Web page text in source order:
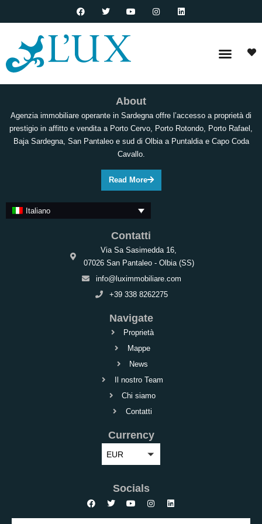
About
Agenzia immobiliare operante in Sardegna offre l’accesso a proprietà di
prestigio in affitto e vendita a Porto Cervo, Porto Rotondo, Porto Rafael,
Baja Sardegna, San Pantaleo e sud di Olbia a Puntaldia e Capo Coda
Cavallo.
Read More
Italiano
Contatti
Via Sa Sasimedda 16,
07026 San Pantaleo - Olbia (SS)
info@luximmobiliare.com
+39 338 8262275
Navigate
Proprietà
Mappe
News
Il nostro Team
Chi siamo
Contatti
Currency
EUR
Socials